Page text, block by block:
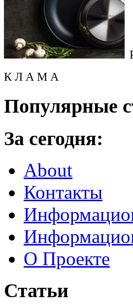
К Л А М А
Популярные
За сегодня:
About
Контакты
О Проекте
Статьи